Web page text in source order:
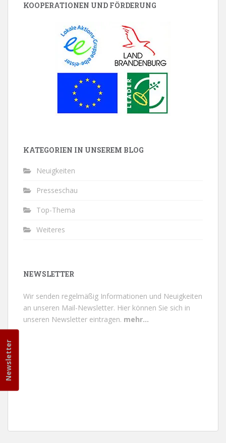
KOOPERATIONEN UND FÖRDERUNG
KATEGORIEN IN UNSEREM BLOG
Neuigkeiten
Presseschau
Top-Thema
Weiteres
NEWSLETTER
Newsletter
Wir senden regelmäßig Informationen und Neuigkeiten
an unseren Mail-Newsletter. Hier können Sie sich in
unseren Newsletter eintragen. mehr...